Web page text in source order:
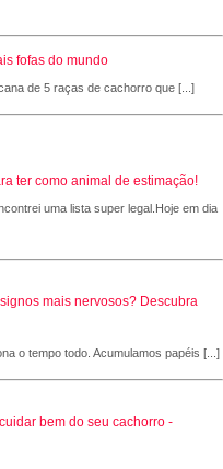
fofas do mundo
de 5 raças de cachorro que [...]
ter como animal de estimação!
uma lista super legal.Hoje em dia
mais nervosos? Descubra
o tempo todo. Acumulamos papéis [...]
bem do seu cachorro -